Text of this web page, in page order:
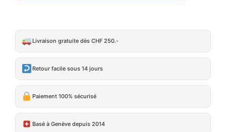
Livraison gratuite dès CHF 250.-
Retour facile sous 14 jours
Paiement 100% sécurisé
Basé à Genève depuis 2014